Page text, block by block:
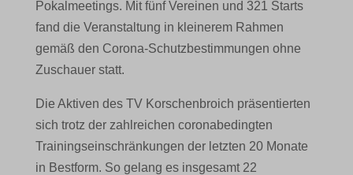
Pokalmeetings. Mit fünf Vereinen und 321 Starts
fand die Veranstaltung in kleinerem Rahmen
gemäß den Corona-Schutzbestimmungen ohne
Zuschauer statt.
Die Aktiven des TV Korschenbroich präsentierten
sich trotz der zahlreichen coronabedingten
Trainingseinschränkungen der letzten 20 Monate
in Bestform. So gelang es insgesamt 22